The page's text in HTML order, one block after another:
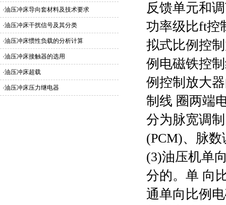
·油压冲床导向套材料及技术要求
·油压冲床干扰信号及其分类
·油压冲床惯性负载的分析计算
·油压冲床接触器的选用
·油压冲床超载
·油压冲床压力继电器
反馈单元和
功率级比ft控
拟式比例控
例电磁铁控
例控制放大
制线 圈两端
分为脉宽调
(PCM)、脉
(3)油压机单
分的。单 向
通单向比例